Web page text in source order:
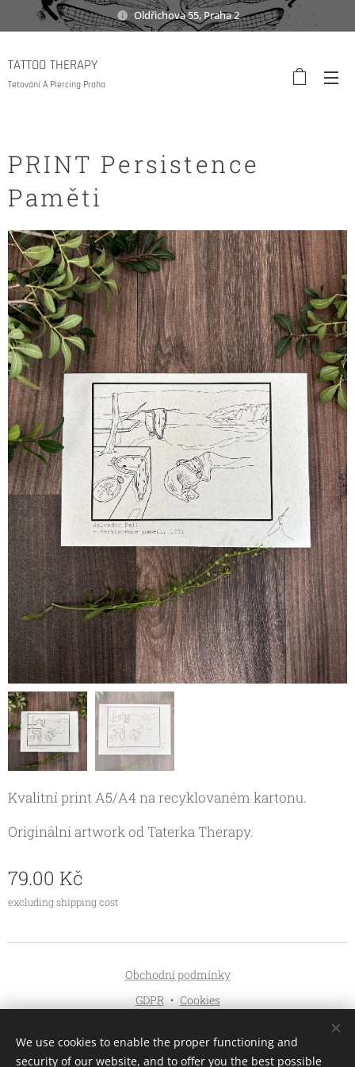
Oldřichova 55, Praha 2
TATTOO THERAPY
Tetování A Piercing Praha
PRINT Persistence
Paměti
Kvalitní print A5/A4 na recyklovaném kartonu.
Originální artwork od Taterka Therapy.
79.00 Kč
excluding shipping cost
Obchodní podmínky
GDPR
Cookies
Čeština
English
We use cookies to enable the proper functioning and
security of our website, and to offer you the best possible